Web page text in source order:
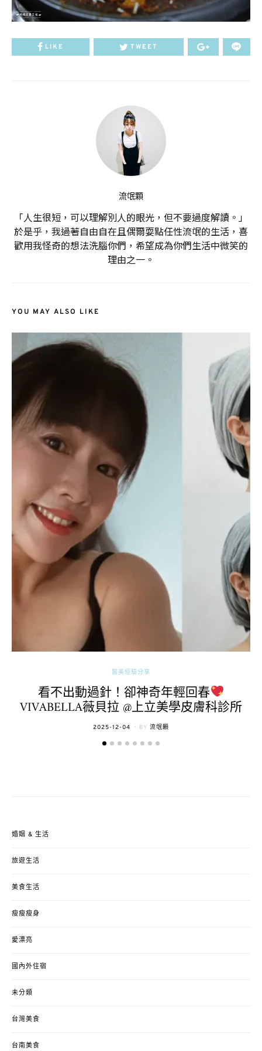
LIKE TWEET
流氓顆
「人生很短，可以理解別人的眼光，但不要過度解讀。」
於是乎，我過著自由自在且偶爾耍點任性流氓的生活，喜
歡用我怪奇的想法洗腦你們，希望成為你們生活中微笑的
理由之一。
YOU MAY ALSO LIKE
醫美經驗分享
看不出動過針！卻神奇年輕回春
VIVABELLA薇貝拉 @上立美學皮膚科診所
POSTED
2025-12-04 BY 流氓顆
婚姻 & 生活
旅遊生活
美食生活
瘦瘦瘦身
愛漂亮
國內外住宿
未分類
台灣美食
台南美食